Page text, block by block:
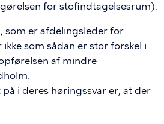
for stofindtagelsesrum).
som er afdelingsleder for
som sådan er stor forskel i
af mindre
i deres høringssvar er, at der